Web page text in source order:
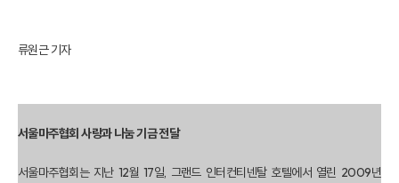
류원근 기자
서울마주협회 사랑과 나눔 기금 전달
서울마주협회는 지난 12월 17일, 그랜드 인터컨티넨탈 호텔에서 열린 2009년